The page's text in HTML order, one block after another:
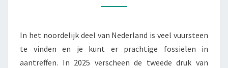
2
In het noordelijk deel van Nederland is veel vuursteen
te vinden en je kunt er prachtige fossielen in
aantreffen. In 2025 verscheen de tweede druk van